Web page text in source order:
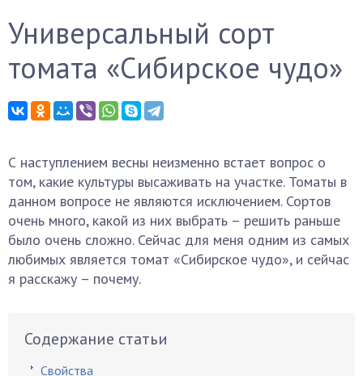
Универсальный сорт
томата «Сибирское чудо»
С наступлением весны неизменно встает вопрос о
том, какие культуры высаживать на участке. Томаты в
данном вопросе не являются исключением. Сортов
очень много, какой из них выбрать – решить раньше
было очень сложно. Сейчас для меня одним из самых
любимых является томат «Сибирское чудо», и сейчас
я расскажу – почему.
Содержание статьи
Свойства